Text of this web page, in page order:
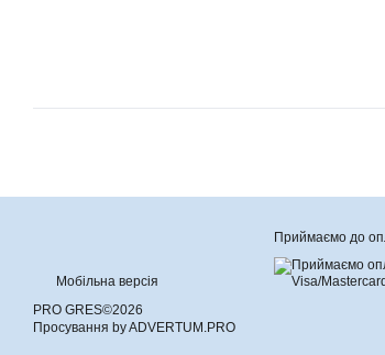
Мобільна версія
PRO GRES©2026
Просування by ADVERTUM.PRO
Приймаємо до